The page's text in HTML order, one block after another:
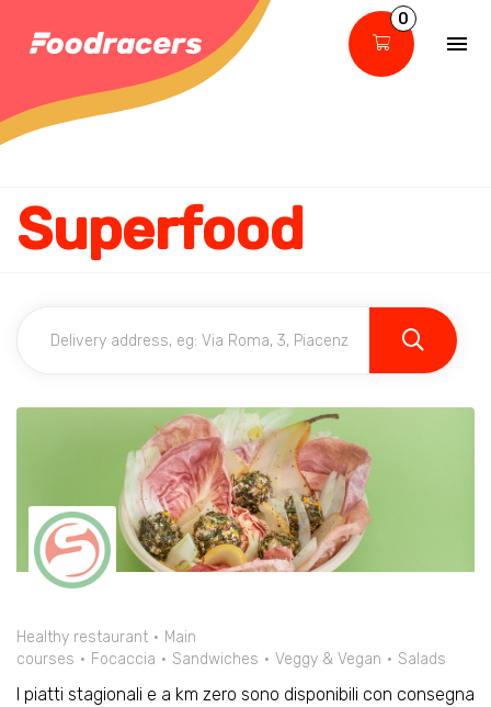
0
Superfood
Healthy restaurant
Main
courses
Focaccia Sandwiches Veggy & Vegan Salads
I piatti stagionali e a km zero sono disponibili con consegna